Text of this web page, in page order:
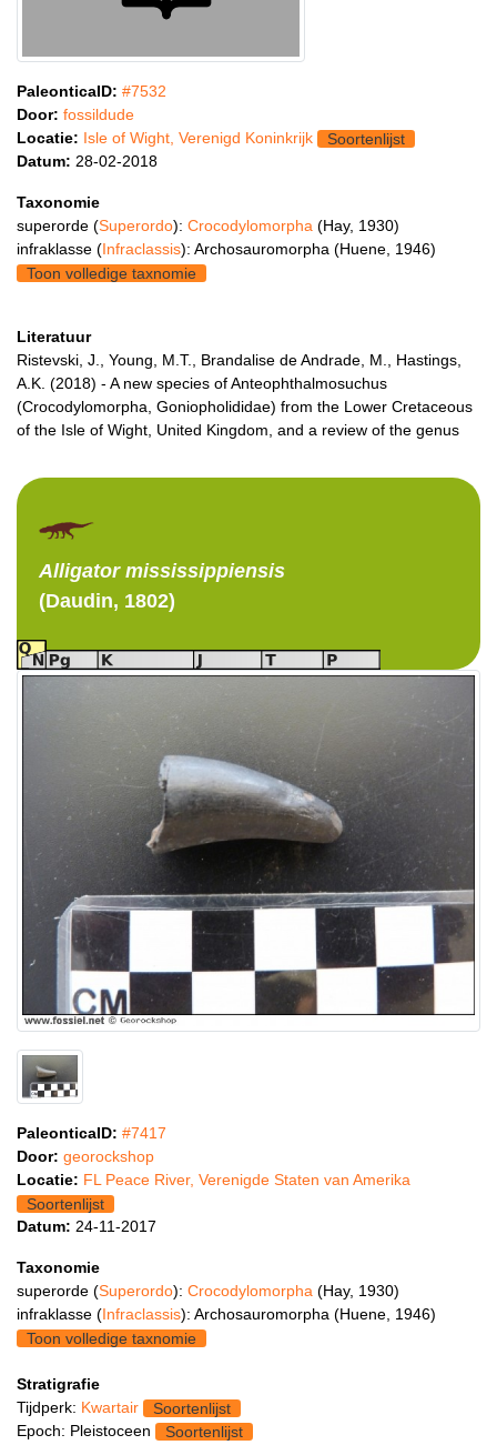
PaleonticaID: #7532
Door: fossildude
Locatie: Isle of Wight, Verenigd Koninkrijk
Soortenlijst
Datum: 28-02-2018
Taxonomie
superorde (Superordo): Crocodylomorpha (Hay, 1930)
infraklasse (Infraclassis): Archosauromorpha (Huene, 1946)
Toon volledige taxnomie
Literatuur
Ristevski, J., Young, M.T., Brandalise de Andrade, M., Hastings,
A.K. (2018) - A new species of Anteophthalmosuchus
(Crocodylomorpha, Goniopholididae) from the Lower Cretaceous
of the Isle of Wight, United Kingdom, and a review of the genus
Alligatormississippiensis
(Daudin, 1802)
PaleonticaID: #7417
Door: georockshop
Locatie: FL Peace River, Verenigde Staten van Amerika
Soortenlijst
Datum: 24-11-2017
Taxonomie
superorde (Superordo): Crocodylomorpha (Hay, 1930)
infraklasse (Infraclassis): Archosauromorpha (Huene, 1946)
Toon volledige taxnomie
Stratigrafie
Tijdperk: Kwartair
Soortenlijst
Epoch: Pleistoceen
Soortenlijst